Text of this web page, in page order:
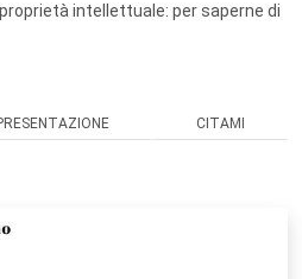
proprietà intellettuale: per saperne di
CITAMI